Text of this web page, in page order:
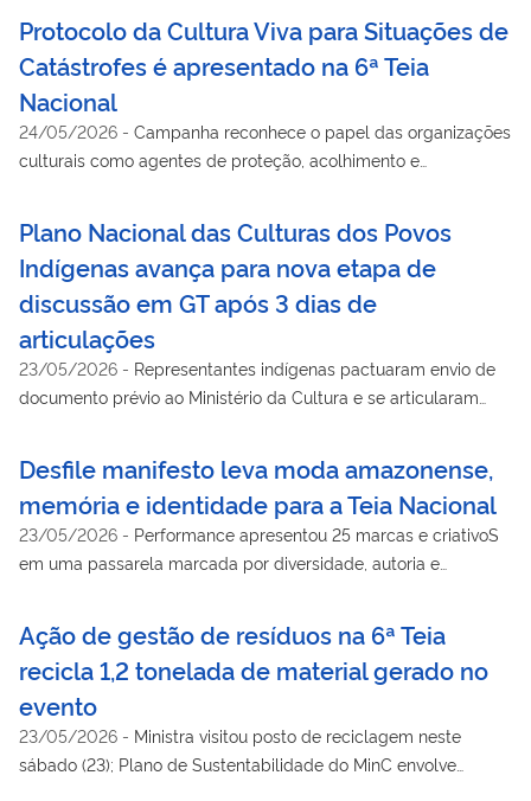
Protocolo da Cultura Viva para Situações de
Catástrofes é apresentado na 6ª Teia
Nacional
24/05/2026 - Campanha reconhece o papel das organizações
culturais como agentes de proteção, acolhimento e
Plano Nacional das Culturas dos Povos
Indígenas avança para nova etapa de
discussão em GT após 3 dias de
articulações
23/05/2026 - Representantes indígenas pactuaram envio de
documento prévio ao Ministério da Cultura e se articularam
Desfile manifesto leva moda amazonense,
memória e identidade para a Teia Nacional
23/05/2026 - Performance apresentou 25 marcas e criativoS
em uma passarela marcada por diversidade, autoria e
Ação de gestão de resíduos na 6ª Teia
recicla 1,2 tonelada de material gerado no
evento
23/05/2026 - Ministra visitou posto de reciclagem neste
sábado (23); Plano de Sustentabilidade do MinC envolve